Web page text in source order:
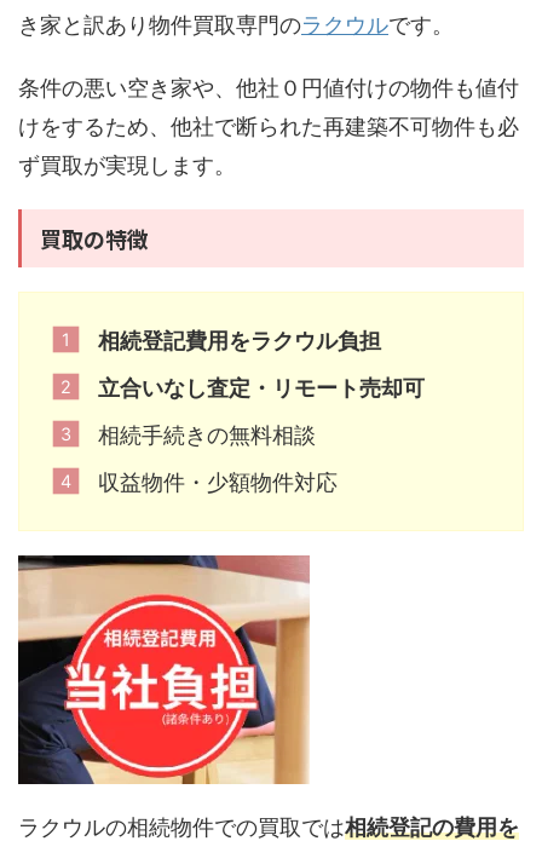
き家と訳あり物件買取専門のラクウルです。
条件の悪い空き家や、他社０円値付けの物件も値付
けをするため、他社で断られた再建築不可物件も必
ず買取が実現します。
買取の特徴
相続登記費用をラクウル負担
立合いなし査定・リモート売却可
相続手続きの無料相談
収益物件・少額物件対応
ラクウルの相続物件での買取では相続登記の費用を